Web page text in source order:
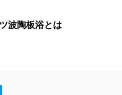
波陶板浴とは